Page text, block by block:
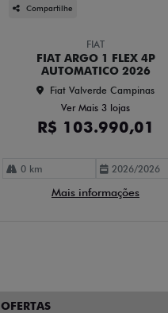
Compartilhe
FIAT
FIAT ARGO 1 FLEX 4P
AUTOMATICO 2026
Fiat Valverde Campinas
Ver Mais 3 lojas
R$ 103.990,01
0 km 2026/2026
Mais informações
OFERTAS